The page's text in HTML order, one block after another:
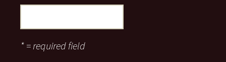
* = required field